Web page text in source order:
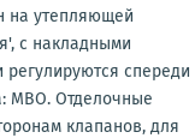
на утепляющей
с накладными
спереди
МВО. Отделочные
клапанов, для